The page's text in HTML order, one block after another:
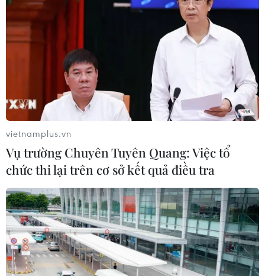
vietnamplus.vn
Vụ trường Chuyên Tuyên Quang: Việc tổ
chức thi lại trên cơ sở kết quả điều tra